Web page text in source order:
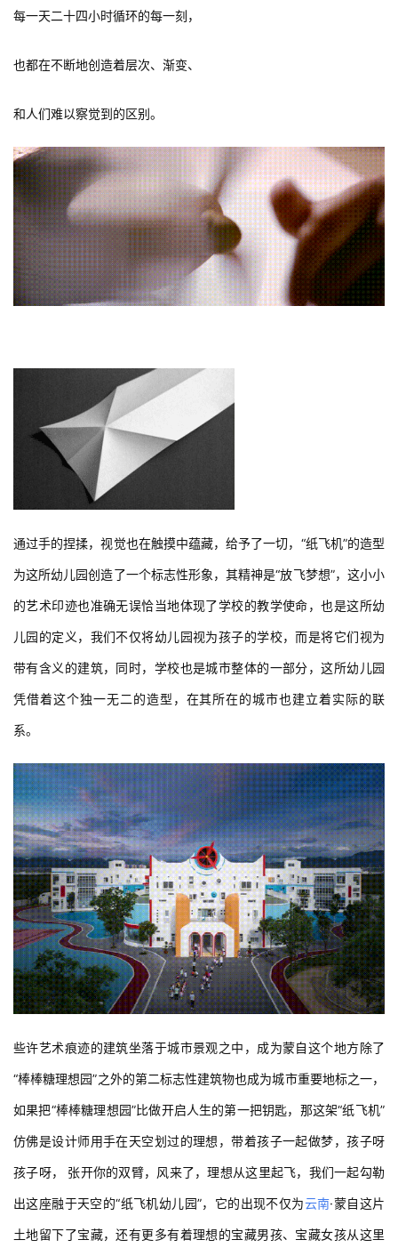
每一天二十四小时循环的每一刻，
也都在不断地创造着层次、渐变、
和人们难以察觉到的区别。
通过手的捏揉，视觉也在触摸中蕴藏，给予了一切，“纸飞机”的造型
为这所幼儿园创造了一个标志性形象，其精神是“放飞梦想”，这小小
的艺术印迹也准确无误恰当地体现了学校的教学使命，也是这所幼
儿园的定义，我们不仅将幼儿园视为孩子的学校，而是将它们视为
带有含义的建筑，同时，学校也是城市整体的一部分，这所幼儿园
凭借着这个独一无二的造型，在其所在的城市也建立着实际的联
系。
些许艺术痕迹的建筑坐落于城市景观之中，成为蒙自这个地方除了
“棒棒糖理想园”之外的第二标志性建筑物也成为城市重要地标之一，
如果把“棒棒糖理想园”比做开启人生的第一把钥匙，那这架“纸飞机”
仿佛是设计师用手在天空划过的理想，带着孩子一起做梦，孩子呀
孩子呀， 张开你的双臂，风来了，理想从这里起飞，我们一起勾勒
出这座融于天空的“纸飞机幼儿园”，它的出现不仅为云南·蒙自这片
土地留下了宝藏，还有更多有着理想的宝藏男孩、宝藏女孩从这里